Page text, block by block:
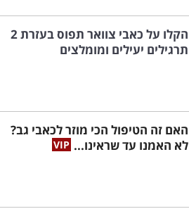
הקלו על כאבי צוואר תפוס בעזרת 2
תרגילים יעילים ומומלצים
האם זה הטיפול הכי מוזר לכאבי גב?
לא האמנו עד שראינו...